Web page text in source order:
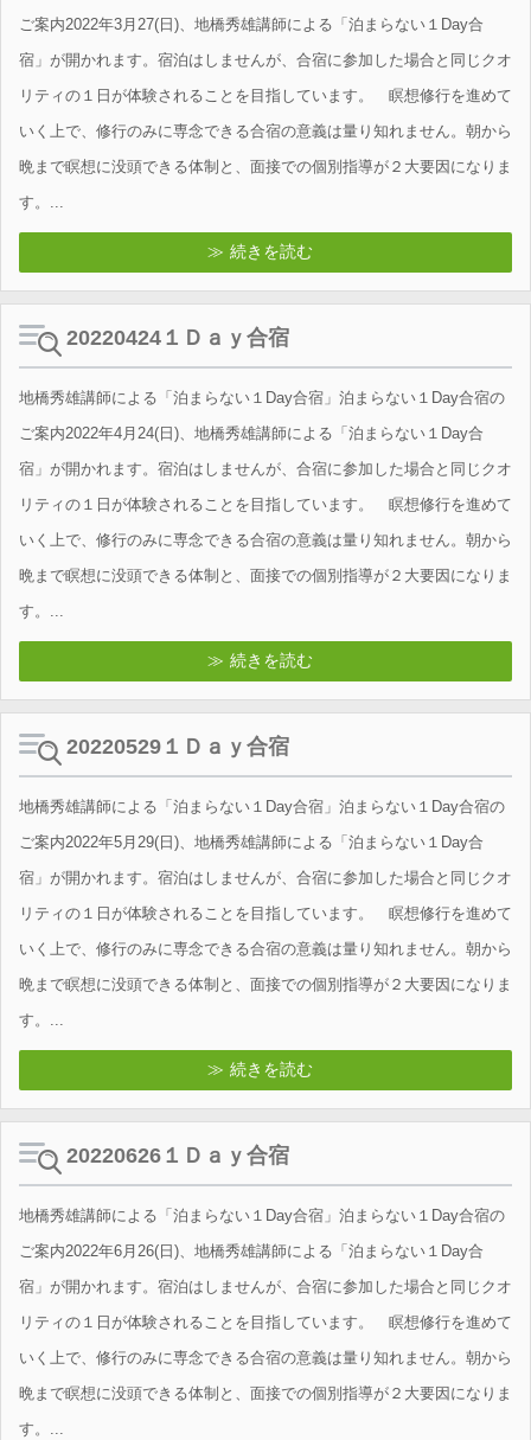
ご案内2022年3月27(日)、地橋秀雄講師による「泊まらない１Day合
宿」が開かれます。宿泊はしませんが、合宿に参加した場合と同じクオ
リティの１日が体験されることを目指しています。 瞑想修行を進めて
いく上で、修行のみに専念できる合宿の意義は量り知れません。朝から
晩まで瞑想に没頭できる体制と、面接での個別指導が２大要因になりま
す。...
続きを読む
20220424１Ｄａｙ合宿
地橋秀雄講師による「泊まらない１Day合宿」泊まらない１Day合宿の
ご案内2022年4月24(日)、地橋秀雄講師による「泊まらない１Day合
宿」が開かれます。宿泊はしませんが、合宿に参加した場合と同じクオ
リティの１日が体験されることを目指しています。 瞑想修行を進めて
いく上で、修行のみに専念できる合宿の意義は量り知れません。朝から
晩まで瞑想に没頭できる体制と、面接での個別指導が２大要因になりま
す。...
続きを読む
20220529１Ｄａｙ合宿
地橋秀雄講師による「泊まらない１Day合宿」泊まらない１Day合宿の
ご案内2022年5月29(日)、地橋秀雄講師による「泊まらない１Day合
宿」が開かれます。宿泊はしませんが、合宿に参加した場合と同じクオ
リティの１日が体験されることを目指しています。 瞑想修行を進めて
いく上で、修行のみに専念できる合宿の意義は量り知れません。朝から
晩まで瞑想に没頭できる体制と、面接での個別指導が２大要因になりま
す。...
続きを読む
20220626１Ｄａｙ合宿
地橋秀雄講師による「泊まらない１Day合宿」泊まらない１Day合宿の
ご案内2022年6月26(日)、地橋秀雄講師による「泊まらない１Day合
宿」が開かれます。宿泊はしませんが、合宿に参加した場合と同じクオ
リティの１日が体験されることを目指しています。 瞑想修行を進めて
いく上で、修行のみに専念できる合宿の意義は量り知れません。朝から
晩まで瞑想に没頭できる体制と、面接での個別指導が２大要因になりま
す。...